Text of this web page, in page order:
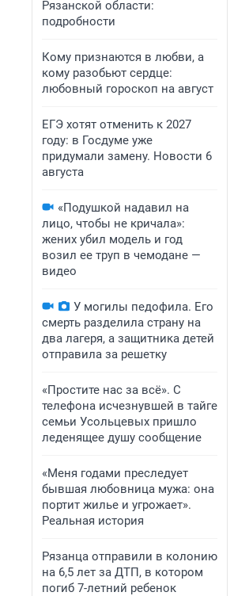
Рязанской области:
подробности
Кому признаются в любви, а
кому разобьют сердце:
любовный гороскоп на август
ЕГЭ хотят отменить к 2027
году: в Госдуме уже
придумали замену. Новости 6
августа
«Подушкой надавил на
лицо, чтобы не кричала»:
жених убил модель и год
возил ее труп в чемодане —
видео
У могилы педофила. Его
смерть разделила страну на
два лагеря, а защитника детей
отправила за решетку
«Простите нас за всё». С
телефона исчезнувшей в тайге
семьи Усольцевых пришло
леденящее душу сообщение
«Меня годами преследует
бывшая любовница мужа: она
портит жилье и угрожает».
Реальная история
Рязанца отправили в колонию
на 6,5 лет за ДТП, в котором
погиб 7-летний ребенок